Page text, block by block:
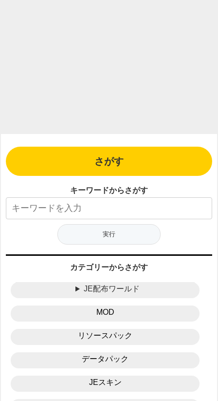
さがす
キーワードからさがす
カテゴリーからさがす
JE配布ワールド
MOD
リソースパック
データパック
JEスキン